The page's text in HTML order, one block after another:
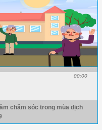
00:00
chăm sóc trong mùa dịch